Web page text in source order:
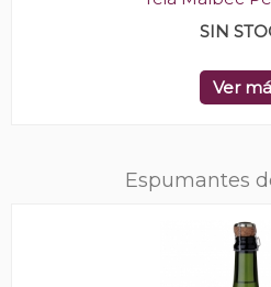
SIN
Ver
Espumantes